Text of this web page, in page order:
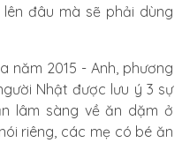
đâu mà sẽ phải dùng
năm 2015 - Anh, phương
Nhật được lưu ý 3 sự
lâm sàng về ăn dặm ở
riêng, các mẹ có bé ăn